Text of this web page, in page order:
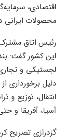
اقتصادی،
محصولات ایرانی
رئیس اتاق مشترک
این کشور گفت:
لجستیکی و
دلیل برخورداری
انتقال، توزیع و
آسیا، آفریقا و
گزدرازی تصریح